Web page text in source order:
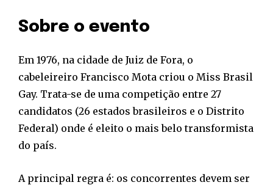
Sobre o evento
Em 1976, na cidade de Juiz de Fora, o
cabeleireiro Francisco Mota criou o Miss Brasil
Gay. Trata-se de uma competição entre 27
candidatos (26 estados brasileiros e o Distrito
Federal) onde é eleito o mais belo transformista
do país.
A principal regra é: os concorrentes devem ser